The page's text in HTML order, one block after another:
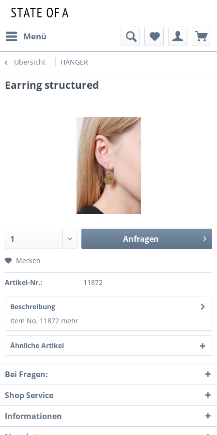
Menü
Übersicht HÄNGER
Earring structured
Anfragen
Merken
Artikel-Nr.: 11872
Beschreibung
Item No. 11872 mehr
Ähnliche Artikel
Bei Fragen:
Shop Service
Informationen